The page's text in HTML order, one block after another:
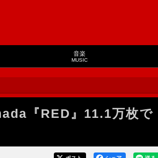
音楽
MUSIC
『RED』11.1万枚で